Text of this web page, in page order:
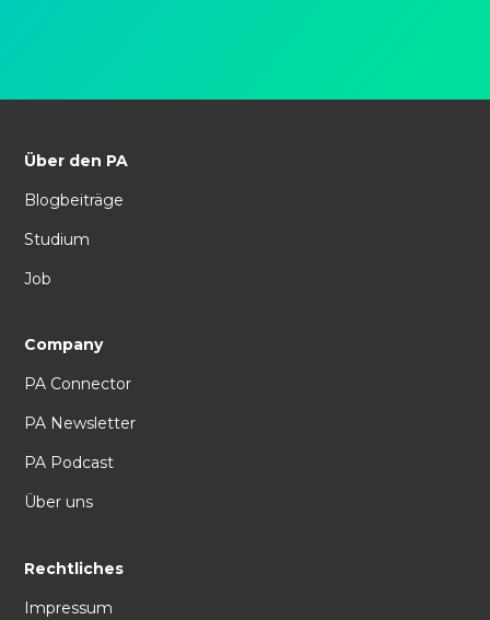
Über den PA
Blogbeiträge
Studium
Job
Company
PA Connector
PA Newsletter
PA Podcast
Über uns
Rechtliches
Impressum